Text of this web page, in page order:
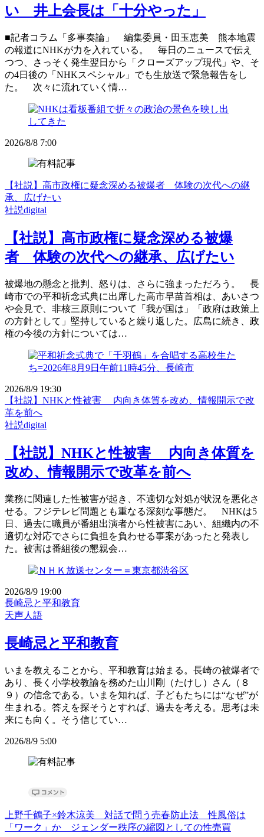
い 井上会長は「十分やった」
■記者コラム「多事奏論」 編集委員・田玉恵美 熊本地震
の報道にNHKが力を入れている。 毎日のニュースで伝え
つつ、さっそく発生翌日から「クローズアップ現代」や、そ
の4日後の「NHKスペシャル」でも生放送で緊急報告をし
た。 次々に流れていく情…
2026/8/8 7:00
【社説】高市政権に疑念深める被爆者 体験の次代への継
承、広げたい
社説digital
【社説】高市政権に疑念深める被爆
者 体験の次代への継承、広げたい
被爆地の懸念と批判、怒りは、さらに強まっただろう。 長
崎市での平和祈念式典に出席した高市早苗首相は、あいさつ
や会見で、非核三原則について「我が国は」「政府は政策上
の方針として」堅持していると繰り返した。広島に続き、政
権の今後の方針については…
2026/8/9 19:30
【社説】NHKと性被害 内向き体質を改め、情報開示で改
革を前へ
社説digital
【社説】NHKと性被害 内向き体質を
改め、情報開示で改革を前へ
業務に関連した性被害が起き、不適切な対処が状況を悪化さ
せる。フジテレビ問題とも重なる深刻な事態だ。 NHKは5
日、過去に職員が番組出演者から性被害にあい、組織内の不
適切な対応でさらに負担を負わせる事案があったと発表し
た。被害は番組後の懇親会…
2026/8/9 19:00
長崎忌と平和教育
天声人語
長崎忌と平和教育
いまを教えることから、平和教育は始まる。長崎の被爆者で
あり、長く小学校教諭を務めた山川剛（たけし）さん（８
９）の信念である。いまを知れば、子どもたちには“なぜ”が
生まれる。答えを探そうとすれば、過去を考える。思考は未
来にも向く。そう信じてい…
2026/8/9 5:00
上野千鶴子×鈴木涼美 対話で問う売春防止法 性風俗は
「ワーク」か ジェンダー秩序の縮図としての性売買